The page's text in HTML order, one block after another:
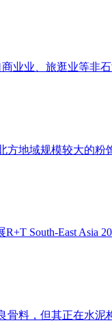
业业、旅逛业等非
方地域规模较大的粉
South-East Asia
骨料，但其正在水泥